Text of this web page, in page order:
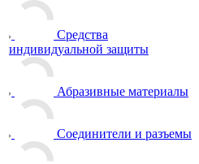
Средства
индивидуальной защиты
Абразивные материалы
Соединители и разъемы